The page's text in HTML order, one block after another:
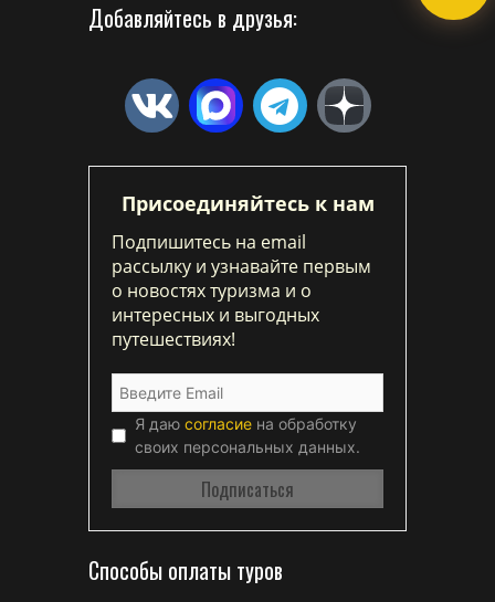
Добавляйтесь в друзья:
Присоединяйтесь к нам
Подпишитесь на email
рассылку и узнавайте первым
о новостях туризма и о
интересных и выгодных
путешествиях!
Я даю согласие на обработку
своих персональных данных.
Способы оплаты туров